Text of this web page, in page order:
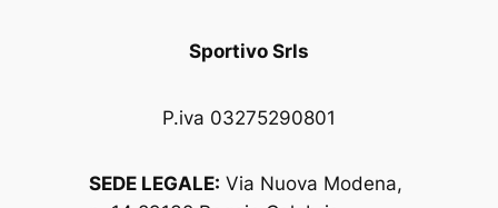
Sportivo Srls
P.iva 03275290801
SEDE LEGALE: Via Nuova Modena,